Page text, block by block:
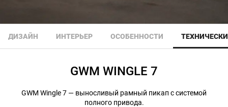
ДИЗАЙН ИНТЕРЬЕР ОСОБЕННОСТИ
GWM WINGLE 7
GWM Wingle 7 — выносливый рамный пикап с системой
полного привода.